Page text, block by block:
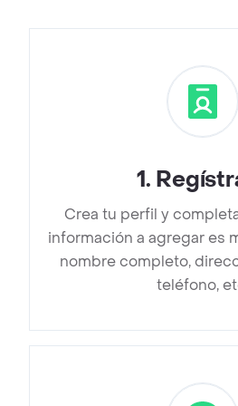
1.
Crea tu perfil y
información a agregar es
nombre completo,
teléfono,